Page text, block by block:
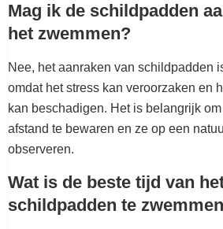
Mag ik de schildpadden
het zwemmen?
Nee, het aanraken van schildpadden
omdat het stress kan veroorzaken en
kan beschadigen. Het is belangrijk
afstand te bewaren en ze op een
observeren.
Wat is de beste tijd van
schildpadden te